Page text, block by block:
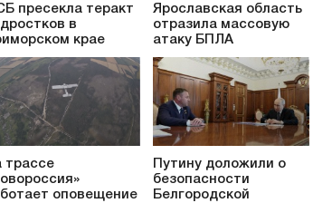
пресекла теракт
в
крае
Ярославская область
отразила массовую
атаку БПЛА
трассе
оповещение
Путину доложили о
безопасности
Белгородской